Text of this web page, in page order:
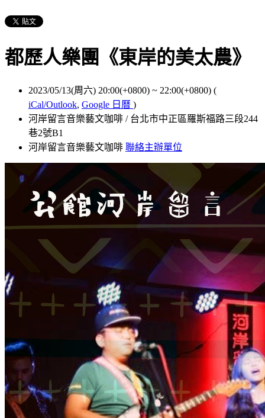
都歷人樂團《東岸的美太農》
2023/05/13(周六) 20:00(+0800) ~ 22:00(+0800) (
iCal/Outlook, Google 日曆 )
河岸留言音樂藝文咖啡 / 台北市中正區羅斯福路三段244
巷2號B1
河岸留言音樂藝文咖啡 聯絡主辦單位